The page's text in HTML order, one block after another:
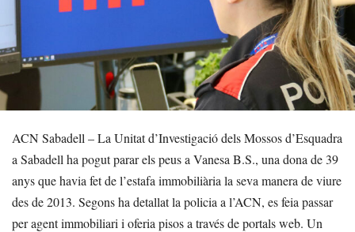
ACN Sabadell – La Unitat d’Investigació dels Mossos d’Esquadra
a Sabadell ha pogut parar els peus a Vanesa B.S., una dona de 39
anys que havia fet de l’estafa immobiliària la seva manera de viure
des de 2013. Segons ha detallat la policia a l’ACN, es feia passar
per agent immobiliari i oferia pisos a través de portals web. Un